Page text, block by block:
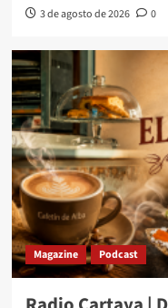
3 de agosto de 2026 0
Magazine Podcast